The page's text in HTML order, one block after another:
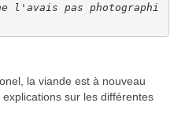
l'avais pas photographi
la viande est à nouveau
sur les différentes